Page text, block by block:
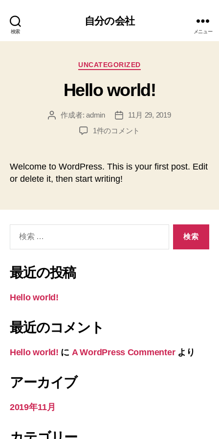
検索
自分の会社
メニュー
カ
ゴ
リ
UNCATEGORIZED
Hello world!
投
作成者:admin
投
稿
11月 29, 2019
Hello
1件のコメント
Welcome to WordPress. This is your first post. Edit
or delete it, then start writing!
象:
最近の投稿
Hello world!
最近のコメント
Hello world! に A WordPress Commenterより
アーカイブ
2019年11月